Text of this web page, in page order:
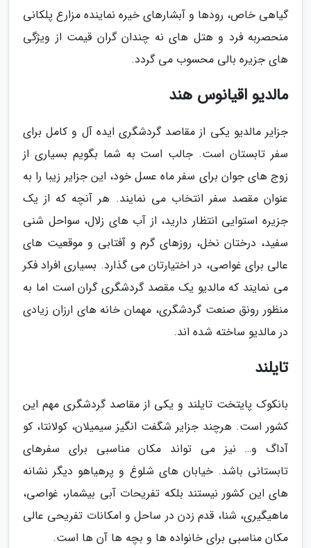
گیاهی خاص، رودها و آبشارهای خیره نماینده مزارع پلکانی
منحصربه فرد و هتل های نه چندان گران قیمت از ویژگی
های جزیره بالی محسوب می گردد.
مالدیو اقیانوس هند
جزایر مالدیو یکی از مقاصد گردشگری ایده آل و کامل برای
سفر تابستان است. جالب است به شما بگویم بسیاری از
زوج های جوان برای سفر ماه عسل خود، این جزایر زیبا را به
عنوان مقصد سفر انتخاب می نمایند. هر آنچه که از یک
جزیره استوایی انتظار دارید، از آب های زلال، سواحل شنی
سفید، درختان نخل، روزهای گرم و آفتابی و موقعیت های
عالی برای غواصی، در اختیارتان می گذارد. بسیاری افراد فکر
می نمایند که مالدیو یک مقصد گردشگری گران است اما به
منظور رونق صنعت گردشگری، مهمان خانه های ارزان زیادی
در مالدیو ساخته شده اند.
تایلند
بانکوک پایتخت تایلند و یکی از مقاصد گردشگری مهم این
کشور است. هرچند جزایر شگفت انگیز سیمیلان، کولانتا، کو
آداگ و… نیز می تواند مکان مناسبی برای سفرهای
تابستانی باشد. خیابان های شلوغ و پرهیاهو دیگر نشانه
های این کشور نیستند بلکه تفریحات آبی بیشمار، غواصی،
ماهیگیری، شنا، قدم زدن در ساحل و امکانات تفریحی عالی
مکان مناسبی برای خانواده ها و بچه ها آن ها است.